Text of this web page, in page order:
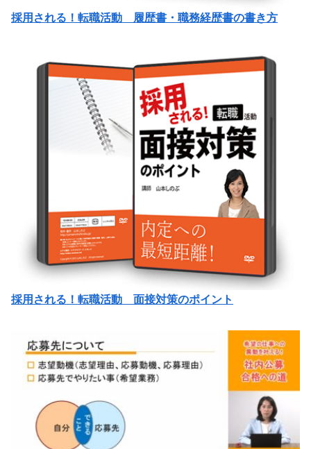
採用される！転職活動 履歴書・職務経歴書の書き方
採用される！転職活動 面接対策のポイント